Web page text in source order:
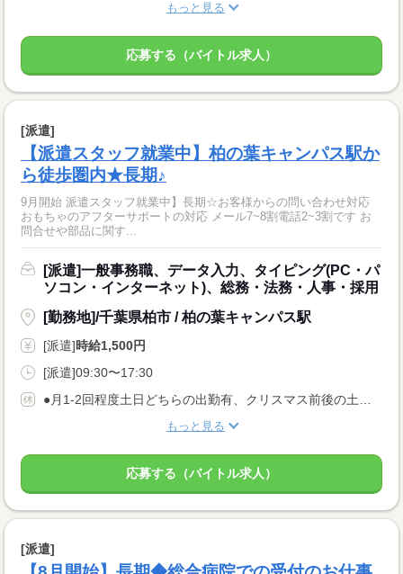
もっと見る
応募する（バイトル求人）
[派遣]
【派遣スタッフ就業中】柏の葉キャンパス駅か
ら徒歩圏内★長期♪
9月開始 派遣スタッフ就業中】長期☆お客様からの問い合わせ対応
おもちゃのアフターサポートの対応 メール7~8割電話2~3割です お
問合せや部品に関す...
[派遣]一般事務職、データ入力、タイピング(PC・パ
ソコン・インターネット)、総務・法務・人事・採用
[勤務地]/千葉県柏市 / 柏の葉キャンパス駅
[派遣]時給1,500円
[派遣]09:30〜17:30
もっと見る
応募する（バイトル求人）
[派遣]